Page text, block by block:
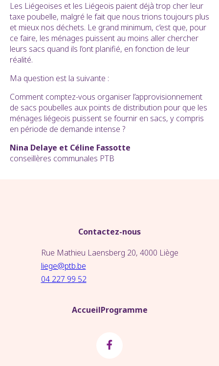
Les Liégeoises et les Liégeois paient déjà trop cher leur
taxe poubelle, malgré le fait que nous trions toujours plus
et mieux nos déchets. Le grand minimum, c’est que, pour
ce faire, les ménages puissent au moins aller chercher
leurs sacs quand ils l’ont planifié, en fonction de leur
réalité.
Ma question est la suivante :
Comment comptez-vous organiser l’approvisionnement
de sacs poubelles aux points de distribution pour que les
ménages liégeois puissent se fournir en sacs, y compris
en période de demande intense ?
Nina Delaye et Céline Fassotte
conseillères communales PTB
Contactez-nous
Rue Mathieu Laensberg 20, 4000 Liège
liege@ptb.be
04 227 99 52
AccueilProgramme